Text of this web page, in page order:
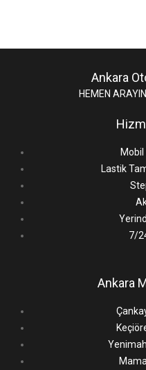
Ankara
HEMEN
Lastik
7/
Ankara